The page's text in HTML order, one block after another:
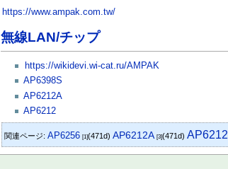
https://www.ampak.com.tw/
無線LAN/チップ
https://wikidevi.wi-cat.ru/AMPAK
AP6398S
AP6212A
AP6212
関連ページ:AP6256 [1](471d)AP6212A [3](471d)AP6212